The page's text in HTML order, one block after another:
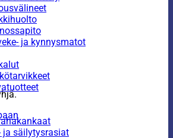
ja kynnysmatot
ja säilytysrasiat